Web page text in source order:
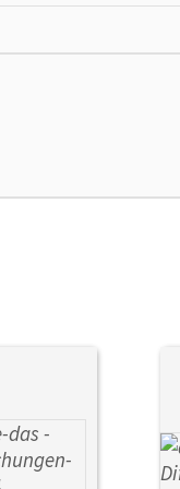
mind. 32 MB